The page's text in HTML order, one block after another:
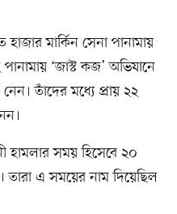
মার্কিন সেনা পানামায়
‘জাস্ট কজ’ অভিযানে
তাঁদের মধ্যে প্রায় ২২
হামলার সময় হিসেবে ২০
তারা এ সময়ের নাম দিয়েছিল